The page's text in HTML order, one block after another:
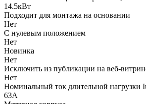
14.5кВт
Подходит для монтажа на основании
Нет
С нулевым положением
Нет
Новинка
Нет
Исключить из публикации на веб-
Нет
Номинальный ток длительной нагрузки
63А